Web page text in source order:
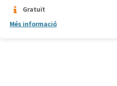
Gratuït
Més informació